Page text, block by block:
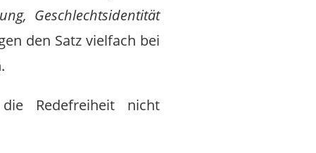
Geschlechtsidentität
den Satz vielfach bei
Redefreiheit nicht